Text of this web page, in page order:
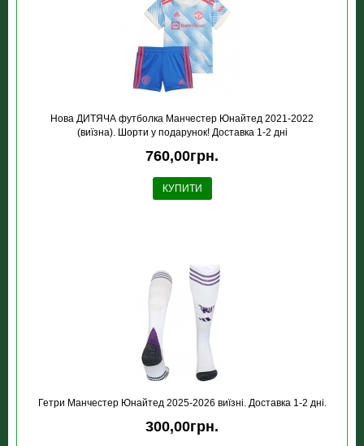
Нова ДИТЯЧА футболка Манчестер Юнайтед 2021-2022
(виїзна). Шорти у подарунок! Доставка 1-2 дні
760,00грн.
КУПИТИ
Гетри Манчестер Юнайтед 2025-2026 виїзні. Доставка 1-2 дні.
300,00грн.